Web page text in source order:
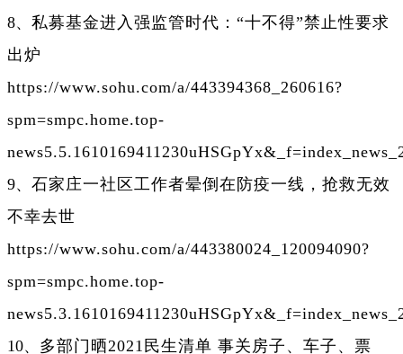
8、 私募基金进入强监管时代：“十不得”禁止性要求
出炉
https://www.sohu.com/a/443394368_260616?
spm=smpc.home.top-
9、 石家庄一社区工作者晕倒在防疫一线，抢救无效
不幸去世
https://www.sohu.com/a/443380024_120094090?
spm=smpc.home.top-
10、 多部门晒2021民生清单 事关房子、车子、票